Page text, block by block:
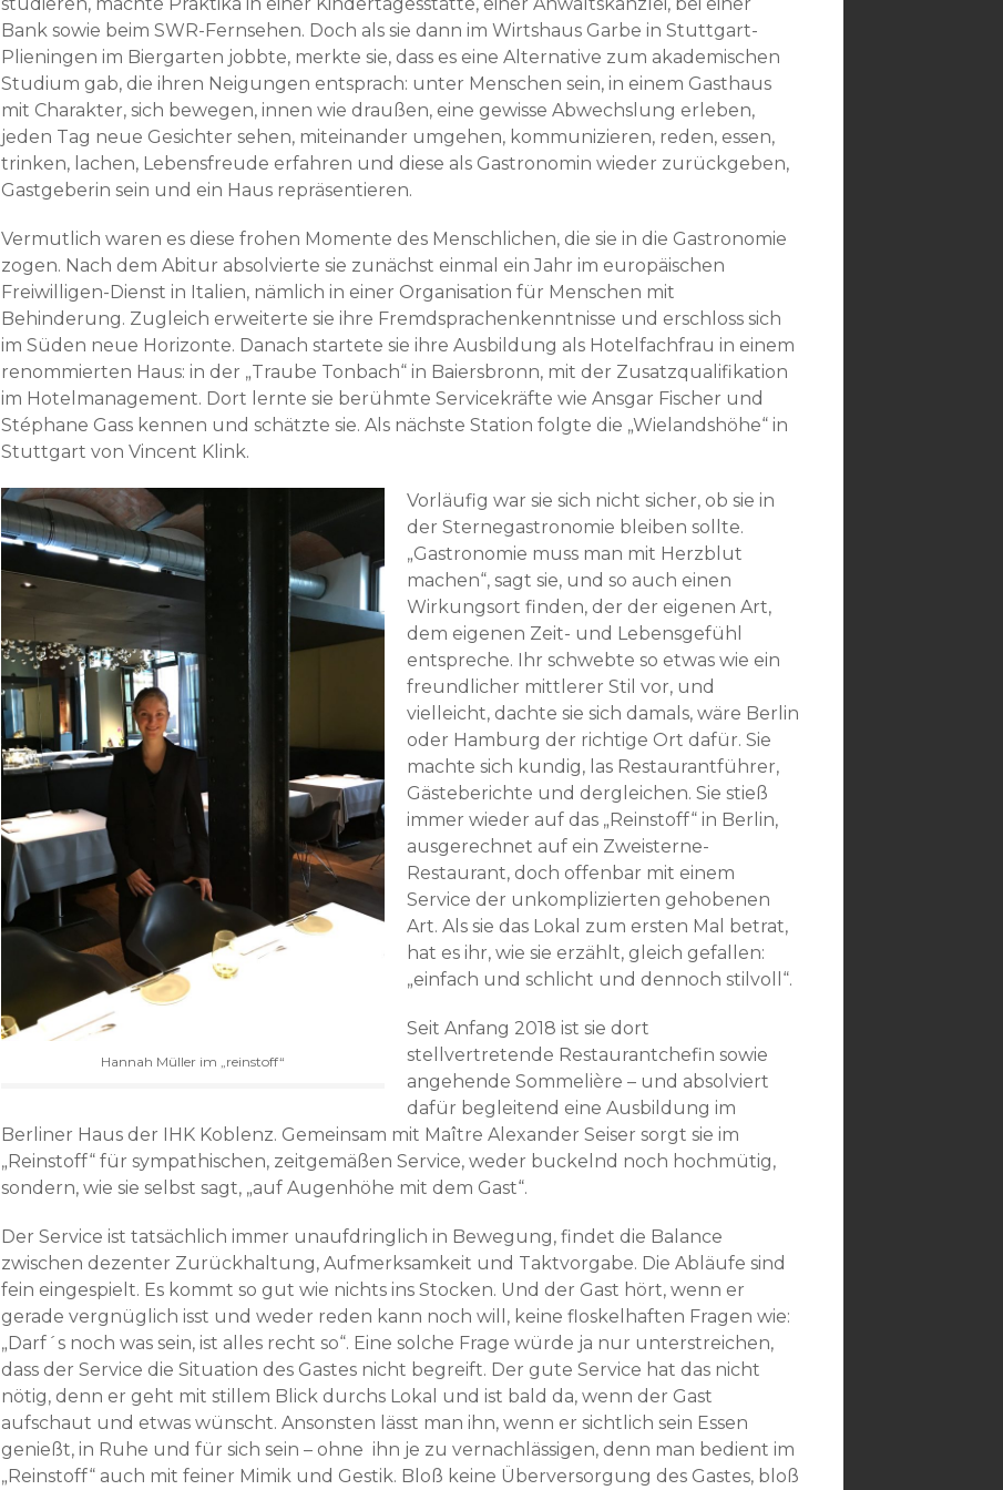
Bank sowie beim SWR-Fernsehen. Doch als sie dann im Wirtshaus Garbe in Stuttgart-
Plieningen im Biergarten jobbte, merkte sie, dass es eine Alternative zum akademischen
Studium gab, die ihren Neigungen entsprach: unter Menschen sein, in einem Gasthaus
mit Charakter, sich bewegen, innen wie draußen, eine gewisse Abwechslung erleben,
jeden Tag neue Gesichter sehen, miteinander umgehen, kommunizieren, reden, essen,
trinken, lachen, Lebensfreude erfahren und diese als Gastronomin wieder zurückgeben,
Gastgeberin sein und ein Haus repräsentieren.
Vermutlich waren es diese frohen Momente des Menschlichen, die sie in die Gastronomie
zogen. Nach dem Abitur absolvierte sie zunächst einmal ein Jahr im europäischen
Freiwilligen-Dienst in Italien, nämlich in einer Organisation für Menschen mit
Behinderung. Zugleich erweiterte sie ihre Fremdsprachenkenntnisse und erschloss sich
im Süden neue Horizonte. Danach startete sie ihre Ausbildung als Hotelfachfrau in einem
renommierten Haus: in der „Traube Tonbach“ in Baiersbronn, mit der Zusatzqualifikation
im Hotelmanagement. Dort lernte sie berühmte Servicekräfte wie Ansgar Fischer und
Stéphane Gass kennen und schätzte sie. Als nächste Station folgte die „Wielandshöhe“ in
Stuttgart von Vincent Klink.
Hannah Müller im „reinstoff“
Vorläufig war sie sich nicht sicher, ob sie in
der Sternegastronomie bleiben sollte.
„Gastronomie muss man mit Herzblut
machen“, sagt sie, und so auch einen
Wirkungsort finden, der der eigenen Art,
dem eigenen Zeit- und Lebensgefühl
entspreche. Ihr schwebte so etwas wie ein
freundlicher mittlerer Stil vor, und
vielleicht, dachte sie sich damals, wäre Berlin
oder Hamburg der richtige Ort dafür. Sie
machte sich kundig, las Restaurantführer,
Gästeberichte und dergleichen. Sie stieß
immer wieder auf das „Reinstoff“ in Berlin,
ausgerechnet auf ein Zweisterne-
Restaurant, doch offenbar mit einem
Service der unkomplizierten gehobenen
Art. Als sie das Lokal zum ersten Mal betrat,
hat es ihr, wie sie erzählt, gleich gefallen:
„einfach und schlicht und dennoch stilvoll“.
Seit Anfang 2018 ist sie dort
stellvertretende Restaurantchefin sowie
angehende Sommelière – und absolviert
dafür begleitend eine Ausbildung im
Berliner Haus der IHK Koblenz. Gemeinsam mit Maître Alexander Seiser sorgt sie im
„Reinstoff“ für sympathischen, zeitgemäßen Service, weder buckelnd noch hochmütig,
sondern, wie sie selbst sagt, „auf Augenhöhe mit dem Gast“.
Der Service ist tatsächlich immer unaufdringlich in Bewegung, findet die Balance
zwischen dezenter Zurückhaltung, Aufmerksamkeit und Taktvorgabe. Die Abläufe sind
fein eingespielt. Es kommt so gut wie nichts ins Stocken. Und der Gast hört, wenn er
gerade vergnüglich isst und weder reden kann noch will, keine floskelhaften Fragen wie:
„Darf´s noch was sein, ist alles recht so“. Eine solche Frage würde ja nur unterstreichen,
dass der Service die Situation des Gastes nicht begreift. Der gute Service hat das nicht
nötig, denn er geht mit stillem Blick durchs Lokal und ist bald da, wenn der Gast
aufschaut und etwas wünscht. Ansonsten lässt man ihn, wenn er sichtlich sein Essen
genießt, in Ruhe und für sich sein – ohne ihn je zu vernachlässigen, denn man bedient im
„Reinstoff“ auch mit feiner Mimik und Gestik. Bloß keine Überversorgung des Gastes, bloß